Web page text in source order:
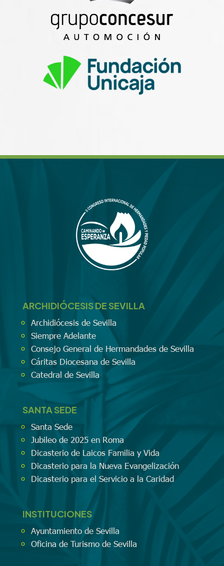
ARCHIDIÓCESIS DE SEVILLA
Archidiócesis de Sevilla
Siempre Adelante
Consejo General de Hermandades de Sevilla
Cáritas Diocesana de Sevilla
Catedral de Sevilla
SANTA SEDE
Santa Sede
Jubileo de 2025 en Roma
Dicasterio de Laicos Familia y Vida
Dicasterio para la Nueva Evangelización
Dicasterio para el Servicio a la Caridad
INSTITUCIONES
Ayuntamiento de Sevilla
Oficina de Turismo de Sevilla